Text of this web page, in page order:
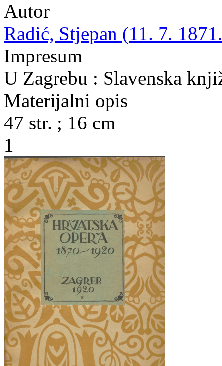
Autor
Radić, Stjepan (11. 7.
Impresum
U Zagrebu : Slavenska
Materijalni opis
47 str. ; 16 cm
1